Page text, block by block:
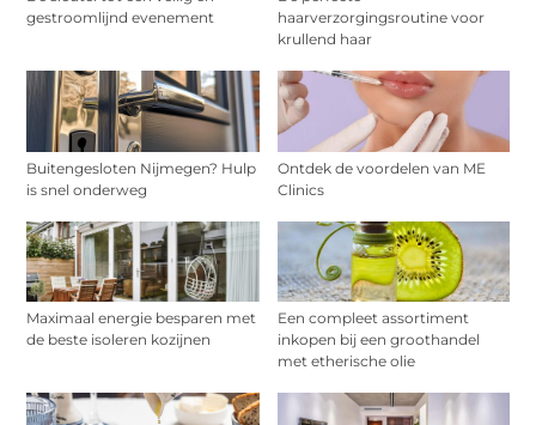
gestroomlijnd evenement
haarverzorgingsroutine voor
krullend haar
Buitengesloten Nijmegen? Hulp
is snel onderweg
Ontdek de voordelen van ME
Clinics
Maximaal energie besparen met
de beste isoleren kozijnen
Een compleet assortiment
inkopen bij een groothandel
met etherische olie